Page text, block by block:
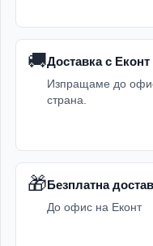
🚚Доставка с Еконт
Изпращаме до
страна.
🎁Безплатна
До офис на Еконт